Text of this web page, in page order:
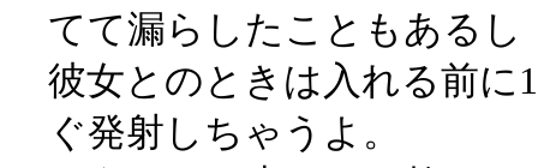
てて漏らしたこともあるし
彼女とのときは入れる前に
ぐ発射しちゃうよ。